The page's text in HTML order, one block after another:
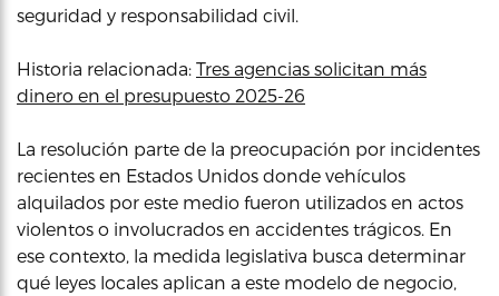
seguridad y responsabilidad civil.
Historia relacionada: Tres agencias solicitan más
dinero en el presupuesto 2025-26
La resolución parte de la preocupación por incidentes
recientes en Estados Unidos donde vehículos
alquilados por este medio fueron utilizados en actos
violentos o involucrados en accidentes trágicos. En
ese contexto, la medida legislativa busca determinar
qué leyes locales aplican a este modelo de negocio,